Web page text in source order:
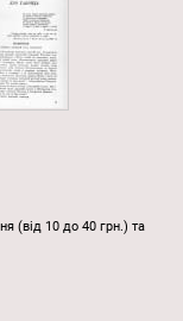
(від 10 до 40 грн.) та